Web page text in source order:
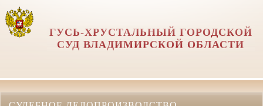
ГУСЬ-ХРУСТАЛЬНЫЙ ГОРОДСКОЙ
СУД ВЛАДИМИРСКОЙ ОБЛАСТИ